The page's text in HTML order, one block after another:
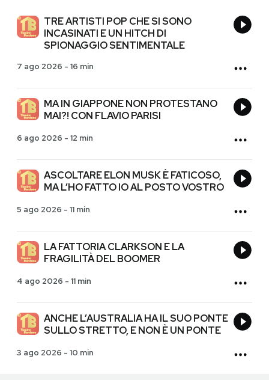
TRE ARTISTI POP CHE SI SONO
INCASINATI E UN HITCH DI
SPIONAGGIO SENTIMENTALE
7 ago 2026 - 16 min
MA IN GIAPPONE NON PROTESTANO
MAI?! CON FLAVIO PARISI
6 ago 2026 - 12 min
ASCOLTARE ELON MUSK È FATICOSO,
MA L’HO FATTO IO AL POSTO VOSTRO
5 ago 2026 - 11 min
LA FATTORIA CLARKSON E LA
FRAGILITÀ DEL BOOMER
4 ago 2026 - 11 min
ANCHE L’AUSTRALIA HA IL SUO PONTE
SULLO STRETTO, E NON È UN PONTE
3 ago 2026 - 10 min